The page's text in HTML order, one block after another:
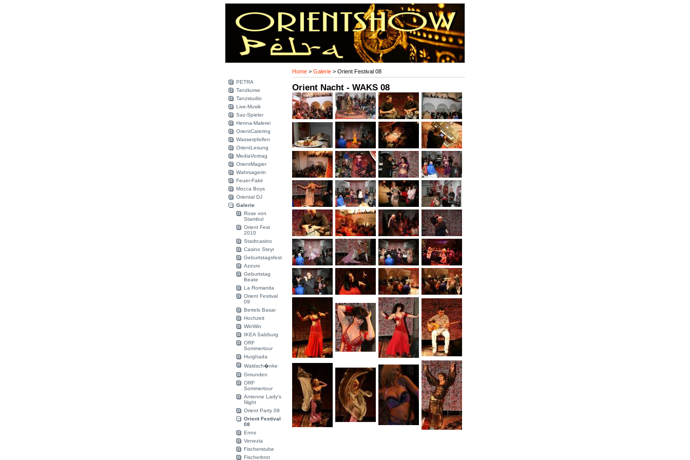
PETRA
Tanzkurse
Tanzstudio
Live-Musik
Saz-Spieler
Henna-Malerei
OrientCatering
Wasserpfeifen
OrientLesung
MediaVortrag
OrientMagier
Wahrsagerin
Feuer-Fakir
Mocca Boys
Oriental DJ
Galerie
Rose von
Stambul
Orient Fest
2010
Stadtcasino
Casino Steyr
Geburtstagsfest
Azzuro
Geburtstag
Beate
La Romanita
Orient Festival
09
Bertels Basar
Hochzeit
WinWin
IKEA Salzburg
ORF
Sommertour
Hurghada
Waldsch�nke
Gmunden
ORF
Sommertour
Antenne Lady's
Night
Orient Party 09
Orient Festival
08
Enns
Venezia
Fischerstube
Fischerbrot
Home > Galerie > Orient Festival 08
Orient Nacht - WAKS 08